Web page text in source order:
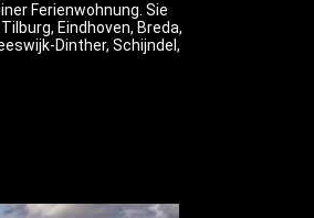
Ferienwohnung. Sie
Eindhoven, Breda,
Dinther, Schijndel,